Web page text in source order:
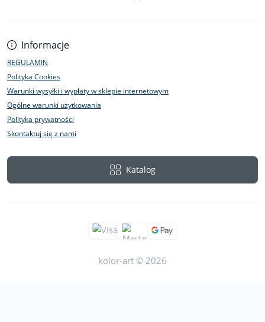
Informacje
REGULAMIN
Polityka Cookies
Warunki wysyłki i wypłaty w sklepie internetowym
Ogólne warunki użytkowania
Polityka prywatności
Skontaktuj się z nami
Katalog
kolor-art © 2026